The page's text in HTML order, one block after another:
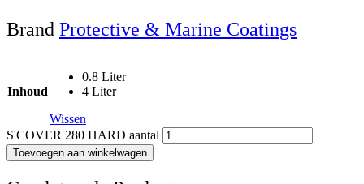
Brand Protective & Marine Coatings
Inhoud
0.8 Liter
4 Liter
Wissen
S'COVER 280 HARD aantal
Toevoegen aan winkelwagen